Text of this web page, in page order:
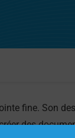
fine. Son
des